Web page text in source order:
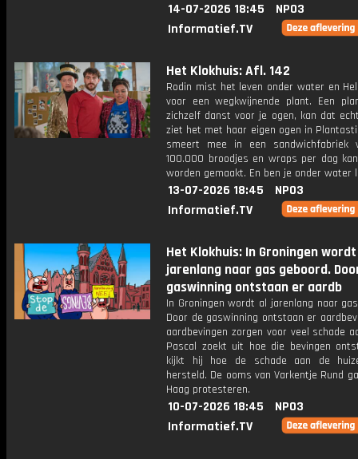
14-07-2026 18:45
NPO3
Informatief.TV
Het Klokhuis: Afl. 142
Rodin mist het leven onder water en
voor een wegkwijnende plant. Een
zichzelf danst voor je ogen, kan dat
ziet het met haar eigen ogen in
smeert mee in een sandwichfabriek
100.000 broodjes en wraps per dag
worden gemaakt. En ben je onder water
13-07-2026 18:45
NPO3
Informatief.TV
Het Klokhuis: In Groningen
jarenlang naar gas geboord.
gaswinning ontstaan er aardb
In Groningen wordt al jarenlang naar
Door de gaswinning ontstaan er
aardbevingen zorgen voor veel schade
Pascal zoekt uit hoe die bevingen
kijkt hij hoe de schade aan de
hersteld. De ooms van Varkentje Rund
Haag protesteren.
10-07-2026 18:45
NPO3
Informatief.TV